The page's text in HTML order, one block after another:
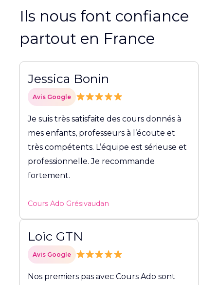
Ils nous font confiance
partout en France
Jessica Bonin
Avis Google
Je suis très satisfaite des cours donnés à
mes enfants, professeurs à l’écoute et
très compétents. L’équipe est sérieuse et
professionnelle. Je recommande
fortement.
Cours Ado Grésivaudan
Loïc GTN
Avis Google
Nos premiers pas avec Cours Ado sont